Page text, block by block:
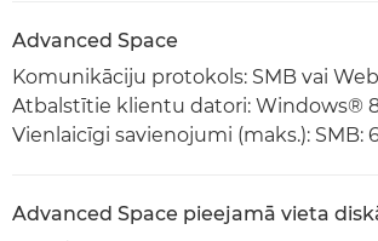
Advanced Space
Komunikāciju protokols: SMB vai
Atbalstītie klientu datori: Windows®
Vienlaicīgi savienojumi (maks.): SMB:
Advanced Space pieejamā vieta